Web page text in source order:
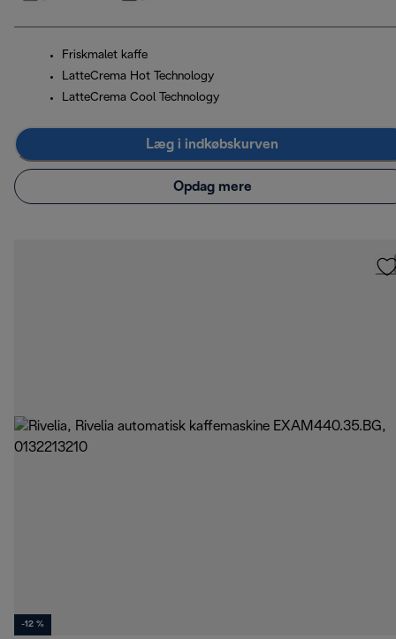
Friskmalet kaffe
LatteCrema Hot Technology
LatteCrema Cool Technology
Læg i indkøbskurven
Opdag mere
-12 %